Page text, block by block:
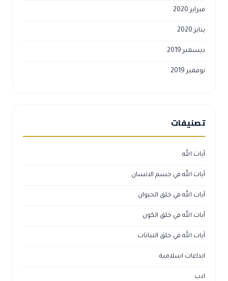
فبراير 2020
يناير 2020
ديسمبر 2019
نوفمبر 2019
تصنيفات
آيات الله
آيات الله في جسم الانسان
آيات الله في خلق الحيوان
آيات الله في خلق الكون
آيات الله في خلق النباتات
ابداعات اسلامية
ادب